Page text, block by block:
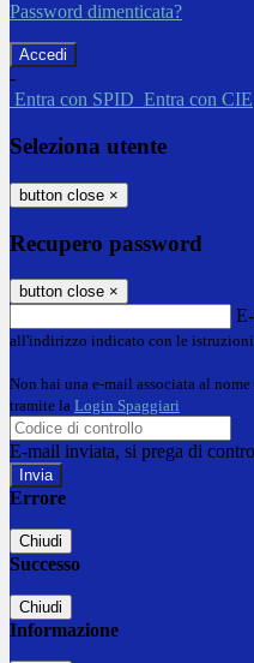
Password dimenticata?
-
Entra con SPID Entra con CIE
Seleziona utente
button close ×
Recupero password
button close ×
all'indirizzo indicato con le istruzioni
Non hai una e-mail associata al
tramite la Login Spaggiari
E-mail inviata, si prega di
Errore
Chiudi
Successo
Chiudi
Informazione